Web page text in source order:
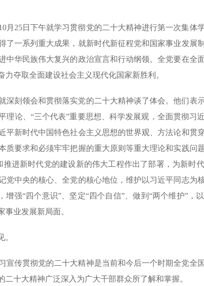
月25日下午就学习贯彻党的二十大精神进行第一次集体
了一系列重大成果，就新时代新征程党和国家事业发展
华民族伟大复兴的政治宣言和行动纲领。全党要在全
夺取全面建设社会主义现代化国家新胜利。
深刻领会和贯彻落实党的二十大精神谈了体会。他们表
论、“三个代表”重要思想、科学发展观，全面贯彻习
平新时代中国特色社会主义思想的世界观、方法论和贯
质要求和必须牢牢把握的重大原则等重大理论和实践问
进新时代党的建设新的伟大工程作出了部署，为新时
党中央的核心、全党的核心地位，维护以习近平同志为
增强“四个意识”、坚定“四个自信”、做到“两个维护”，
业发展新局面。
。
宣传贯彻党的二十大精神是当前和今后一个时期全党全
十大精神广泛深入为广大干部群众所了解和掌握。